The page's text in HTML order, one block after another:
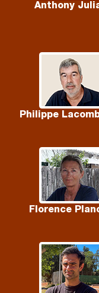
Anthony
Philippe
Florence